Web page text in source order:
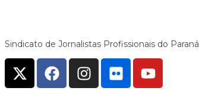
Sindicato de Jornalistas Profissionais do Paraná